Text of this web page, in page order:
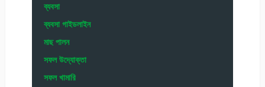
ব্যবসা
ব্যবসা গাইডলাইন
মাছ পালন
সফল উদ্যোক্তা
সফল খামারি